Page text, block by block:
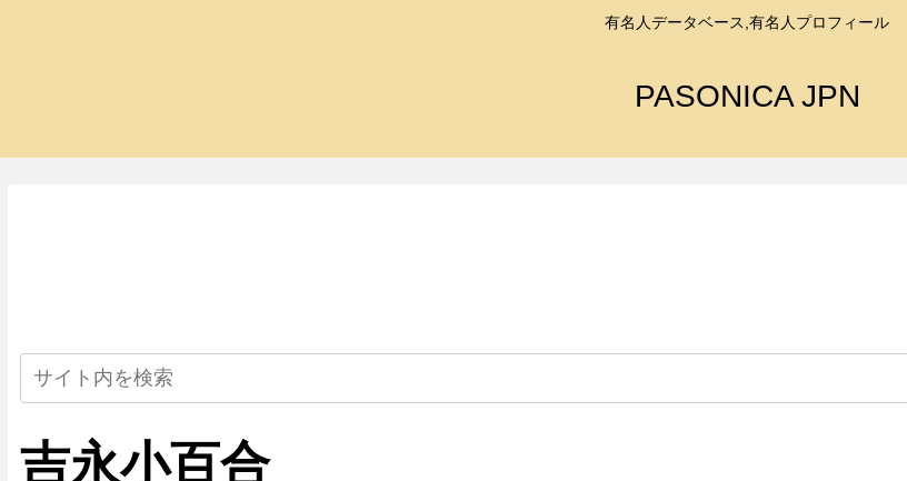
有名人データベース,有名人プロフィール
PASONICA JPN
吉永小百合